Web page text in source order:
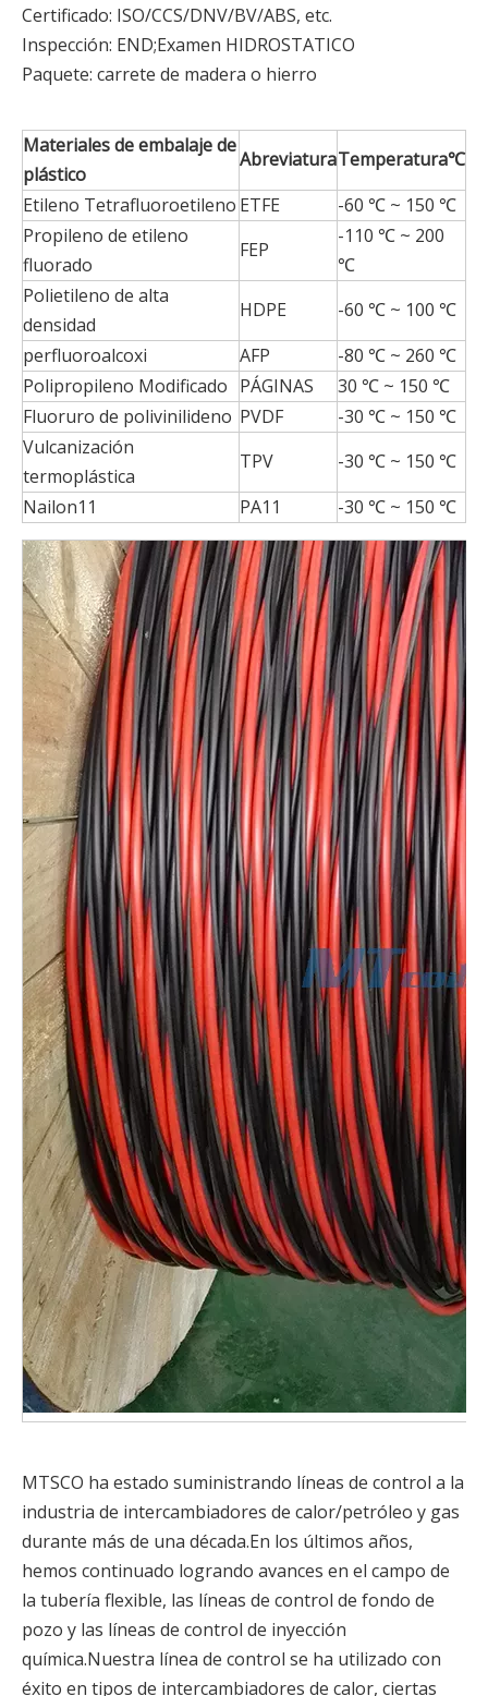
Certificado: ISO/CCS/DNV/BV/ABS, etc.
Inspección: END;Examen HIDROSTATICO
Paquete: carrete de madera o hierro
Materiales de embalaje de
plástico
AbreviaturaTemperatura℃
Etileno Tetrafluoroetileno ETFE
-60 ℃ ~ 150 ℃
Propileno de etileno
fluorado
FEP
-110 ℃ ~ 200
℃
Polietileno de alta
densidad
HDPE
-60 ℃ ~ 100 ℃
perfluoroalcoxi
AFP
-80 ℃ ~ 260 ℃
Polipropileno Modificado PÁGINAS
30 ℃ ~ 150 ℃
Fluoruro de polivinilideno PVDF
-30 ℃ ~ 150 ℃
Vulcanización
termoplástica
TPV
-30 ℃ ~ 150 ℃
Nailon11
PA11 -30 ℃ ~ 150 ℃
MTSCO ha estado suministrando líneas de control a la
industria de intercambiadores de calor/petróleo y gas
durante más de una década.En los últimos años,
hemos continuado logrando avances en el campo de
la tubería flexible, las líneas de control de fondo de
pozo y las líneas de control de inyección
química.Nuestra línea de control se ha utilizado con
éxito en tipos de intercambiadores de calor, ciertas